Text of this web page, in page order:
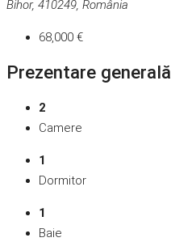
Bihor, 410249, România
68,000 €
Prezentare generală
2
Camere
1
Dormitor
1
Baie